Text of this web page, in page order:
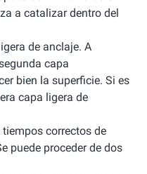
a catalizar dentro del
de anclaje. A
capa
bien la superficie. Si es
capa ligera de
correctos de
puede proceder de dos